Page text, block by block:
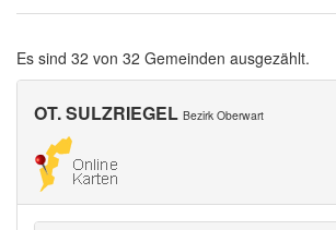
Es sind 32 von 32 Gemeinden ausgezählt.
OT. SULZRIEGEL Bezirk Oberwart